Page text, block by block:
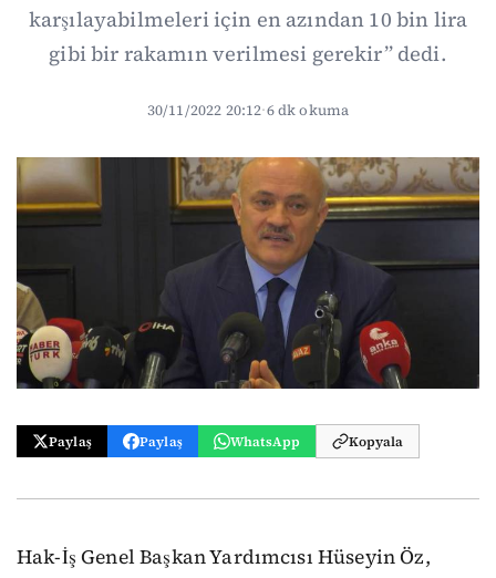
karşılayabilmeleri için en azından 10 bin lira
gibi bir rakamın verilmesi gerekir” dedi.
30/11/2022 20:12·6 dk okuma
Paylaş Paylaş WhatsApp Kopyala
Hak-İş Genel Başkan Yardımcısı Hüseyin Öz,